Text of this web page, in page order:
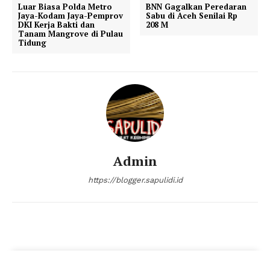
Luar Biasa Polda Metro
Jaya-Kodam Jaya-Pemprov
DKI Kerja Bakti dan
Tanam Mangrove di Pulau
Tidung
BNN Gagalkan Peredaran
Sabu di Aceh Senilai Rp
208 M
Admin
https://blogger.sapulidi.id